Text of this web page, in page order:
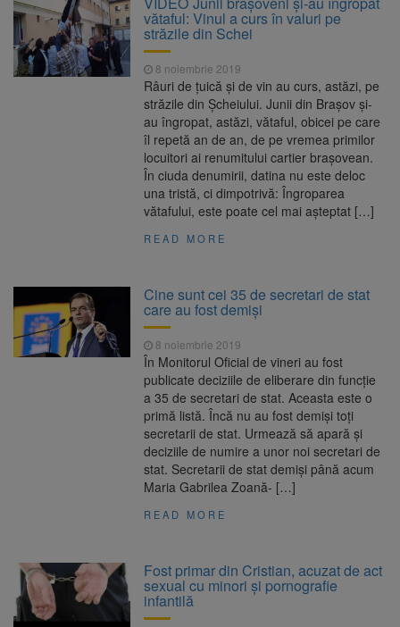
are loc între 14 și 16 august
6 august 2026
Uniunea Europeană acordă
Ucrainei încă 1,4 miliarde de euro din
veniturile activelor rusești înghețate
6 august 2026
Motorina a ajuns la 11,68 lei
Fuego vine la Zărnești.
Recital special pe scena Festivalului „Ecoul
Pietrei Craiului”, pe 2 octombrie
vătaful: Vinul a curs în valuri pe
străzile din Schei
8 noiembrie 2019
Râuri de țuică și de vin au curs, astăzi, pe
străzile din Șcheiului. Junii din Brașov și-
au îngropat, astăzi, vătaful, obicei pe care
îl repetă an de an, de pe vremea primilor
locuitori ai renumitului cartier brașovean.
În ciuda denumirii, datina nu este deloc
una tristă, ci dimpotrivă: Îngroparea
vătafului, este poate cel mai așteptat […]
READ MORE
Cine sunt cei 35 de secretari de stat
care au fost demiși
8 noiembrie 2019
În Monitorul Oficial de vineri au fost
publicate deciziile de eliberare din funcție
a 35 de secretari de stat. Aceasta este o
primă listă. Încă nu au fost demiși toți
secretarii de stat. Urmează să apară și
deciziile de numire a unor noi secretari de
stat. Secretarii de stat demiși până acum
Maria Gabrilea Zoană- […]
READ MORE
Fost primar din Cristian, acuzat de act
sexual cu minori și pornografie
infantilă